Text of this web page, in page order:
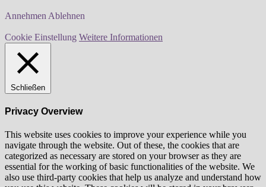
Annehmen Ablehnen
Cookie Einstellung Weitere Informationen
Schließen
Privacy Overview
This website uses cookies to improve your experience while you
navigate through the website. Out of these, the cookies that are
categorized as necessary are stored on your browser as they are
essential for the working of basic functionalities of the website. We
also use third-party cookies that help us analyze and understand how